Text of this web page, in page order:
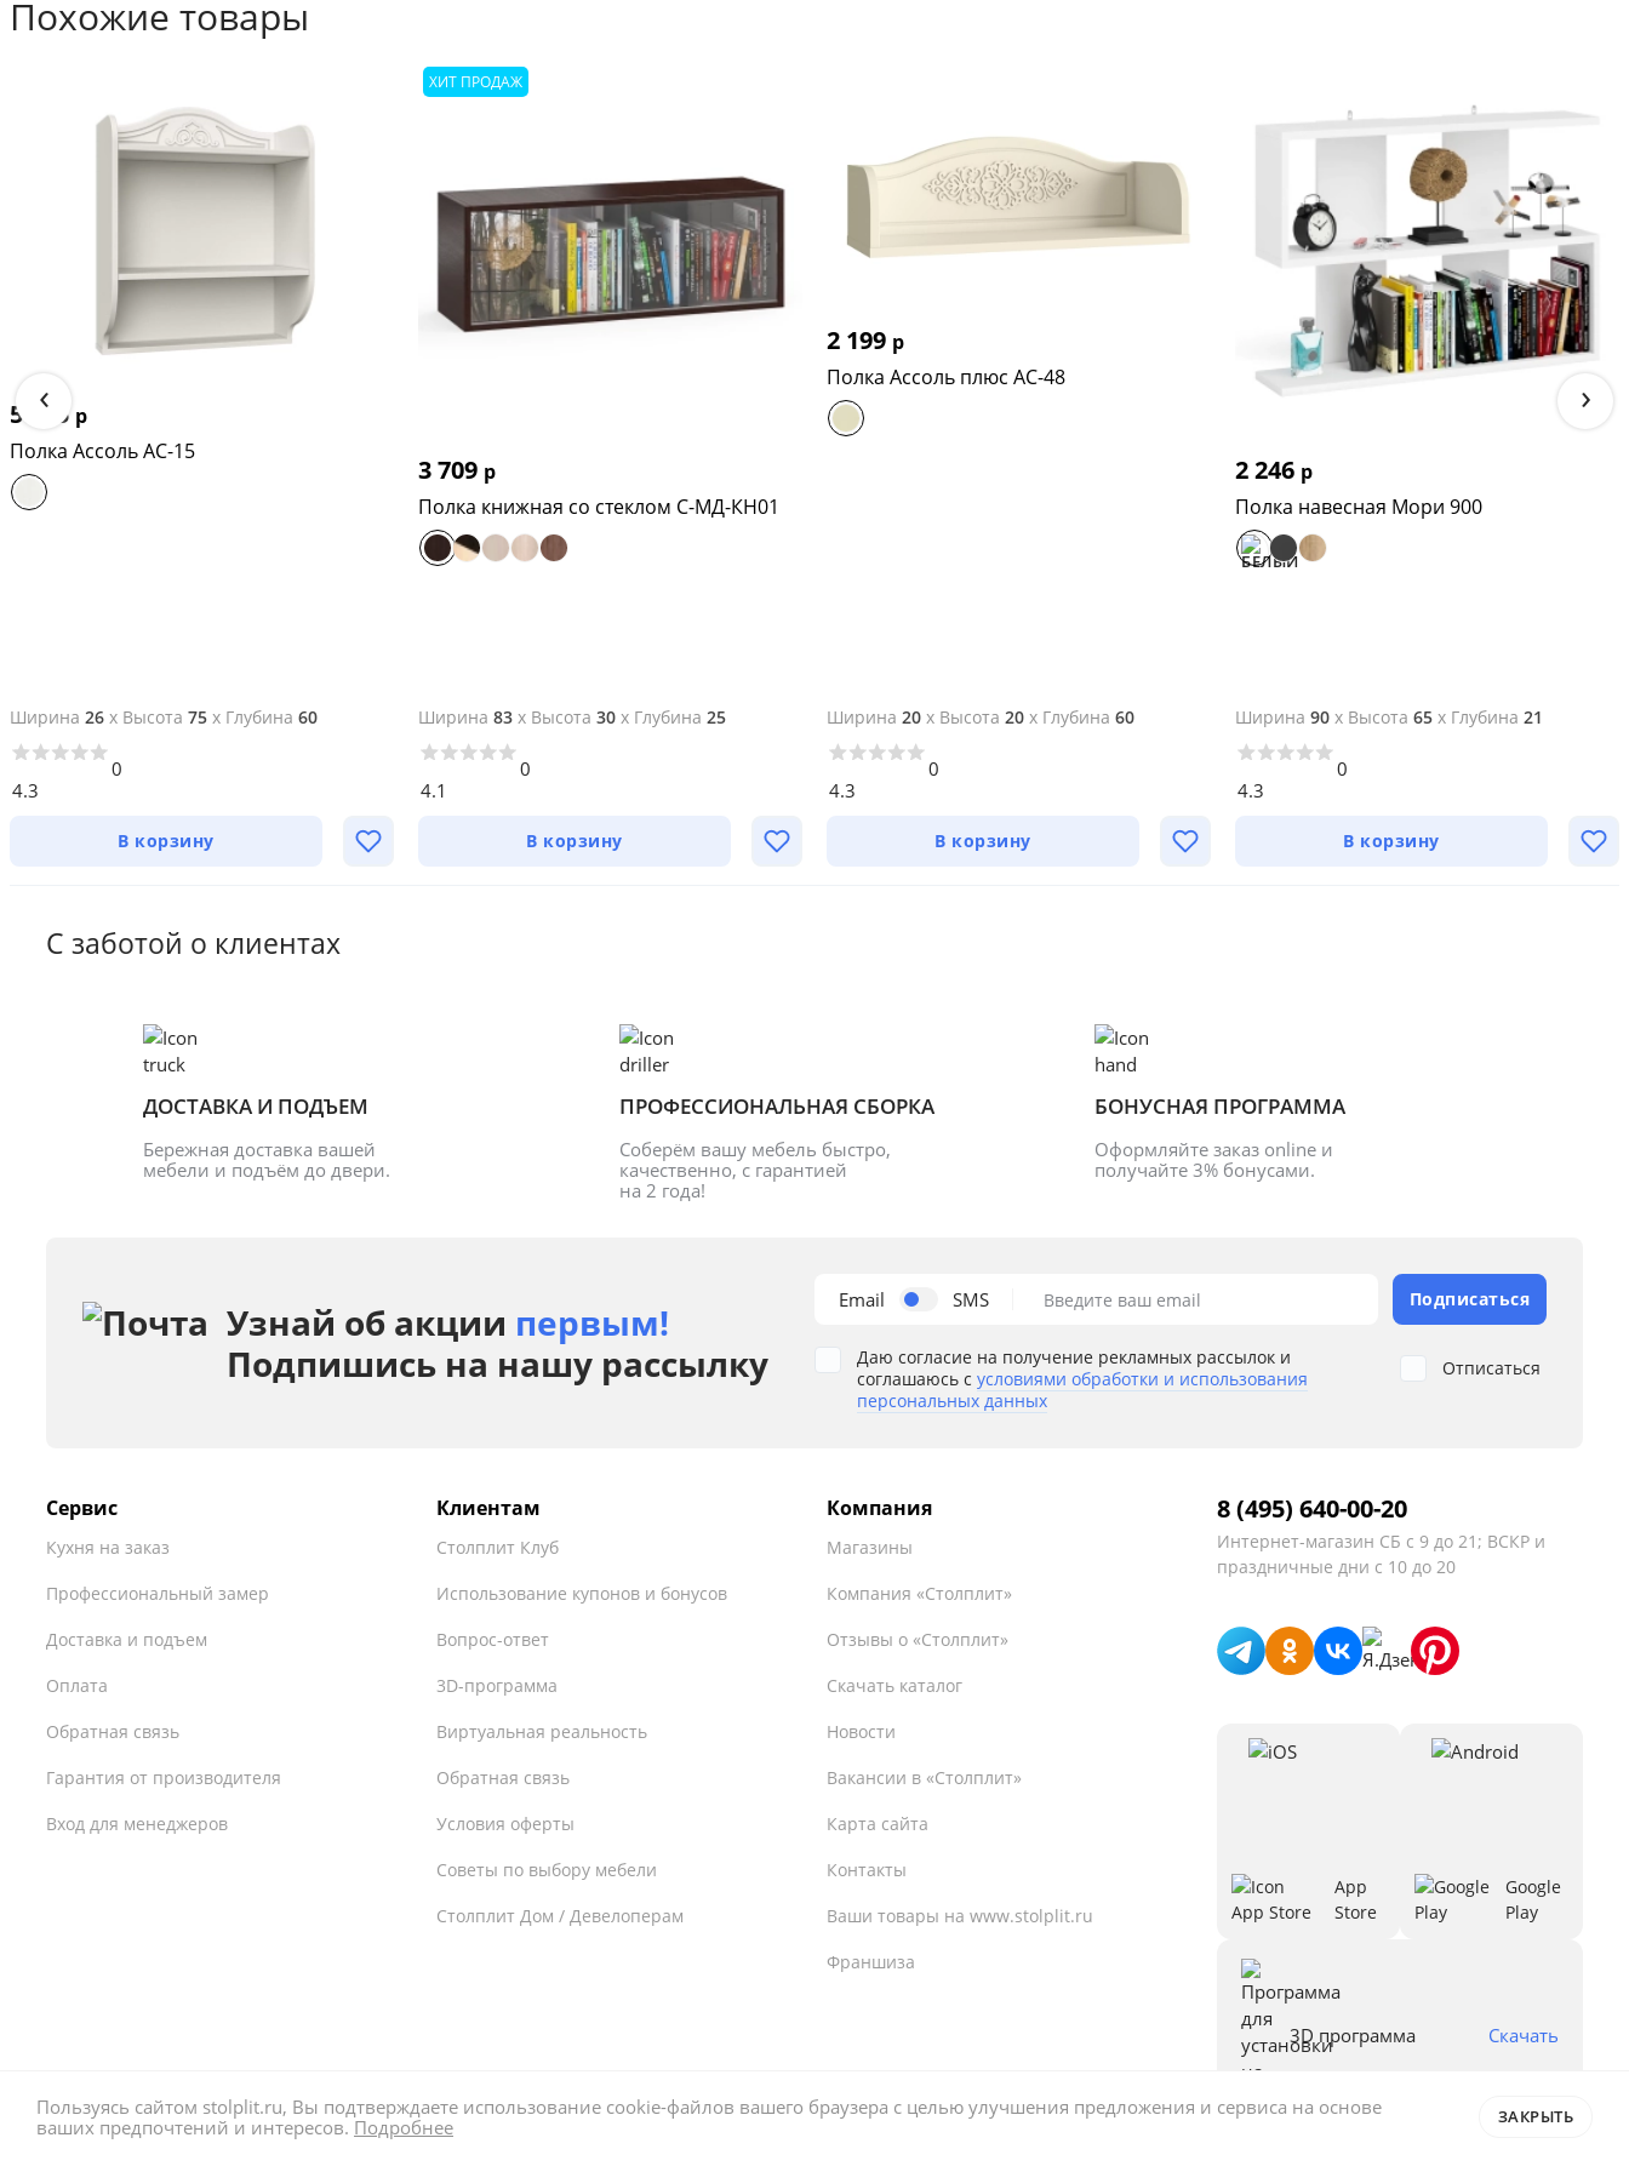
Пользуясь сайтом stolplit.ru, Вы подтверждаете использование cookie-файлов вашего браузера с целью улучшения предложения и сервиса на основе
ваших предпочтений и интересов. Подробнее ЗАКРЫТЬ
полки (ШхГхВ): 115х26х39 см.
Модель полки: Бостон 09.132
Похожие товары
5 655 р
Полка Ассоль АС-15
Ширина 26 x Высота 75 x Глубина 60
4.3
0
В корзину
ХИТ ПРОДАЖ
3 709 р
Полка книжная со стеклом С-МД-КН01
Ширина 83 x Высота 30 x Глубина 25
4.1
0
В корзину
2 199 р
Полка Ассоль плюс АС-48
Ширина 20 x Высота 20 x Глубина 60
4.3
0
В корзину
2 246 р
Полка навесная Мори 900
Ширина 90 x Высота 65 x Глубина 21
4.3
0
В корзину
‹ ›
С заботой о клиентах
ДОСТАВКА И ПОДЪЕМ
Бережная доставка вашей
мебели и подъём до двери.
ПРОФЕССИОНАЛЬНАЯ СБОРКА
Соберём вашу мебель быстро,
качественно, с гарантией
на 2 года!
БОНУСНАЯ ПРОГРАММА
Оформляйте заказ online и
получайте 3% бонусами.
Узнай об акции первым!
Подпишись на нашу рассылку
Email SMS Введите ваш email Подписаться
Даю согласие на получение рекламных рассылок и
соглашаюсь с условиями обработки и использования
персональных данных
Отписаться
Сервис
Кухня на заказ
Профессиональный замер
Доставка и подъем
Оплата
Обратная связь
Гарантия от производителя
Вход для менеджеров
Клиентам
Столплит Клуб
Использование купонов и бонусов
Вопрос-ответ
3D-программа
Виртуальная реальность
Обратная связь
Условия оферты
Советы по выбору мебели
Столплит Дом / Девелоперам
Компания
Магазины
Компания «Столплит»
Отзывы о «Столплит»
Скачать каталог
Новости
Вакансии в «Столплит»
Карта сайта
Контакты
Ваши товары на www.stolplit.ru
Франшиза
8 (495) 640-00-20
Интернет-магазин СБ с 9 до 21; ВСКР и
праздничные дни с 10 до 20
App
Store
Google
Play
3D программа Скачать